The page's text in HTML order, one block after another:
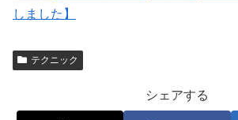
しました】
テクニック
シェアする